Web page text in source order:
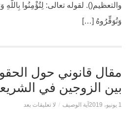
والتعظيم(). لقوله تعالى: لِتُؤْمِنُوا
وَتُوَقِّرُوهُ […]
مقال قانوني حول
بين الزوجين في
1 يونيو، 2019 آية الوصيف / لا تعليقات بعد